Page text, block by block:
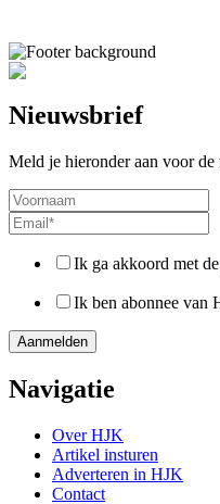
Nieuwsbrief
Meld je hieronder aan voor
Ik ga akkoord met de
Ik ben abonnee van
Navigatie
Over HJK
Artikel insturen
Adverteren in HJK
Contact